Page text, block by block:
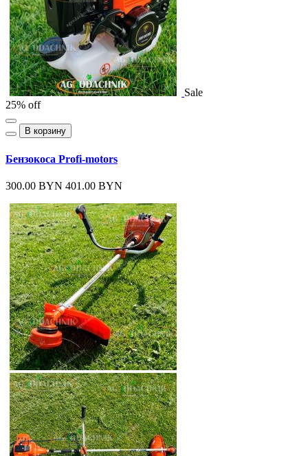
Sale
25% off
В корзину
Бензокоса Profi-motors
300.00 BYN 401.00 BYN